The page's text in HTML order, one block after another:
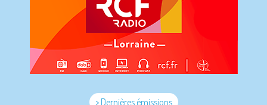
> Dernières émissions